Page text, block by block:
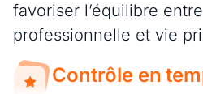
favoriser l’équilibre
professionnelle et vie
Contrôle en